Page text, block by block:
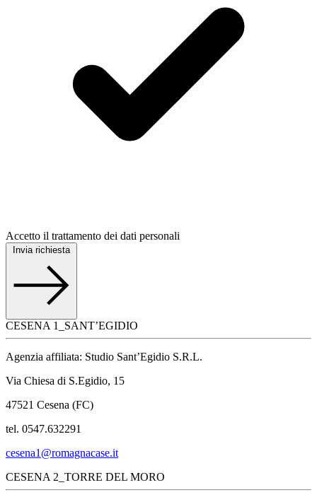
Accetto il trattamento dei dati personali
Invia richiesta
CESENA 1_SANT’EGIDIO
Agenzia affiliata: Studio Sant’Egidio S.R.L.
Via Chiesa di S.Egidio, 15
47521 Cesena (FC)
tel. 0547.632291
cesena1@romagnacase.it
CESENA 2_TORRE DEL MORO